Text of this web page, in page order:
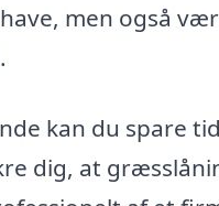
men også
kan du spare
dig, at